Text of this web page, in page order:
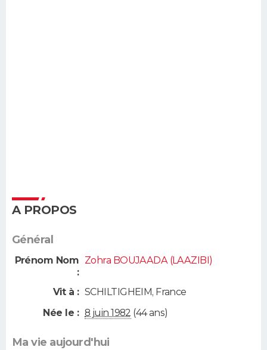
A PROPOS
Général
Prénom Nom
:
Zohra BOUJAADA (LAAZIBI)
Vit à : SCHILTIGHEIM, France
Née le : 8 juin 1982 (44 ans)
Ma vie aujourd'hui